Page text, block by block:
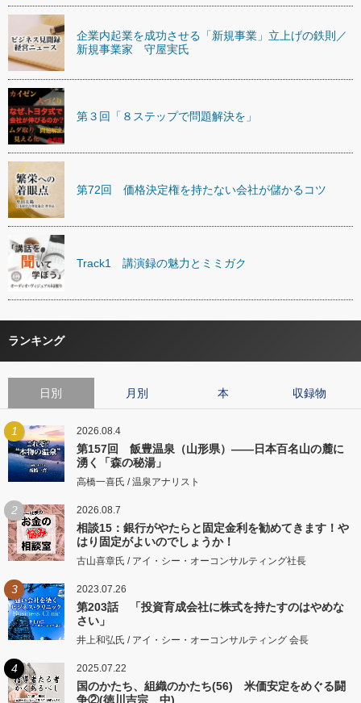
企業内起業を成功させる「新規事業」立上げの鉄則／
新規事業家 守屋実氏
第３回「８ステップで問題解決を」
第72回 価格決定権を持たない会社が儲かるコツ
Track1 講演録の魅力とミミガク
ランキング
日別 月別 本 収録物
1 2026.08.4
第157回 飯豊温泉（山形県）――日本百名山の麓に
湧く「森の秘湯」
高橋一喜氏 / 温泉アナリスト
2 2026.08.7
相談15：銀行がやたらと固定金利を勧めてきます！や
はり固定がよいのでしょうか！
古山喜章氏 / アイ・シー・オーコンサルティング社長
3 2023.07.26
第203話 「投資育成会社に株式を持たすのはやめな
さい」
井上和弘氏 / アイ・シー・オーコンサルティング 会長
4 2025.07.22
国のかたち、組織のかたち(56) 米価安定をめぐる闘
争②(徳川吉宗 中)